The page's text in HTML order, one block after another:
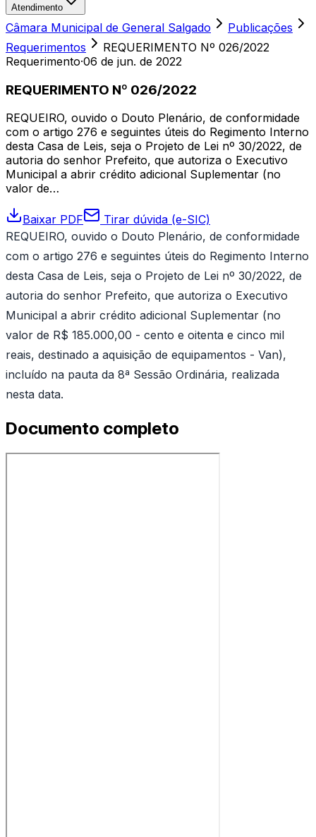
Atendimento
Câmara Municipal de General Salgado
Publicações
Requerimentos
REQUERIMENTO Nº 026/2022
Requerimento·06 de jun. de 2022
REQUERIMENTO Nº 026/2022
REQUEIRO, ouvido o Douto Plenário, de conformidade
com o artigo 276 e seguintes úteis do Regimento Interno
desta Casa de Leis, seja o Projeto de Lei nº 30/2022, de
autoria do senhor Prefeito, que autoriza o Executivo
Municipal a abrir crédito adicional Suplementar (no
valor de…
Baixar PDF
Tirar dúvida (e-SIC)
REQUEIRO, ouvido o Douto Plenário, de conformidade
com o artigo 276 e seguintes úteis do Regimento Interno
desta Casa de Leis, seja o Projeto de Lei nº 30/2022, de
autoria do senhor Prefeito, que autoriza o Executivo
Municipal a abrir crédito adicional Suplementar (no
valor de R$ 185.000,00 - cento e oitenta e cinco mil
reais, destinado a aquisição de equipamentos - Van),
incluído na pauta da 8ª Sessão Ordinária, realizada
nesta data.
Documento completo